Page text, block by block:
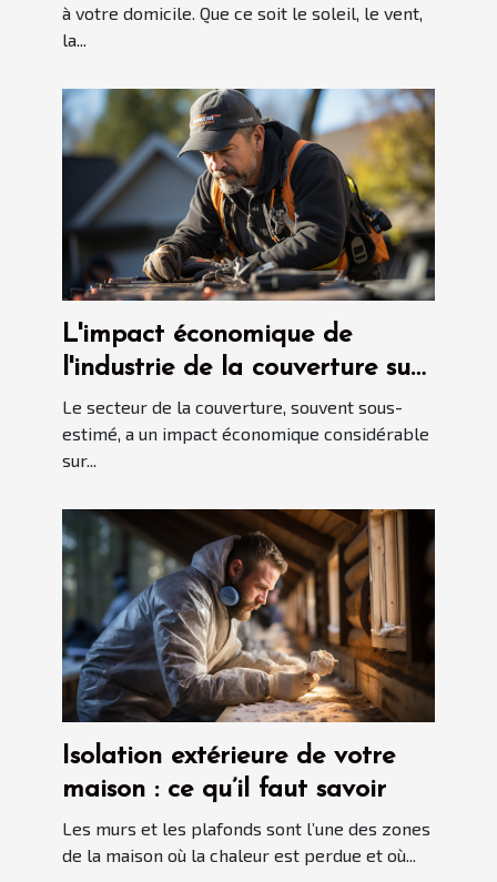
à votre domicile. Que ce soit le soleil, le vent,
la...
L'impact économique de
l'industrie de la couverture sur
l'économie locale
Le secteur de la couverture, souvent sous-
estimé, a un impact économique considérable
sur...
Isolation extérieure de votre
maison : ce qu’il faut savoir
Les murs et les plafonds sont l’une des zones
de la maison où la chaleur est perdue et où...